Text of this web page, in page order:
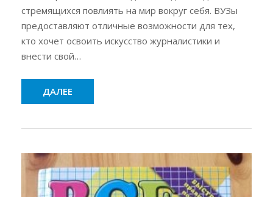
стремящихся повлиять на мир вокруг себя. ВУЗы
предоставляют отличные возможности для тех,
кто хочет освоить искусство журналистики и
внести свой…
ДАЛЕЕ